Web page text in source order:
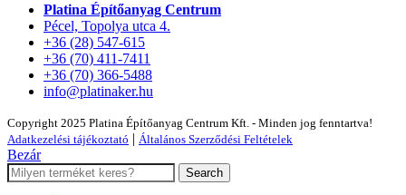
Platina Építőanyag Centrum
Pécel, Topolya utca 4.
+36 (28) 547-615
+36 (70) 411-7411
+36 (70) 366-5488
info@platinaker.hu
Copyright 2025 Platina Építőanyag Centrum Kft. - Minden jog fenntartva!
Adatkezelési tájékoztató | Általános Szerződési Feltételek
Bezár
Search